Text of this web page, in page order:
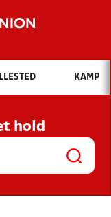
vil du søge efter?
OG NYHEDER
OG
KAMP
hold